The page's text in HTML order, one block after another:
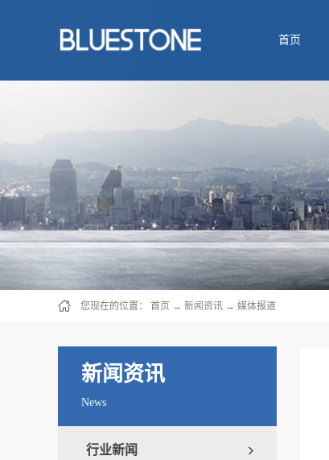
首页
您现在的位置： 首页 → 新闻资讯 → 媒体报道
新闻资讯
News
行业新闻